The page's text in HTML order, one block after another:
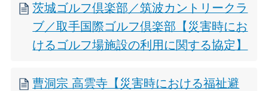
茨城ゴルフ倶楽部／筑波カントリークラ
ブ／取手国際ゴルフ倶楽部【災害時にお
けるゴルフ場施設の利用に関する協定】
曹洞宗 高雲寺【災害時における福祉避